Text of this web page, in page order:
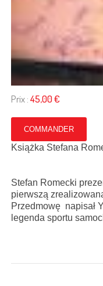
Prix :45,00 €
COMMANDER
Książka Stefana
Stefan Romecki
pierwszą
Przedmowę napisał
legenda sportu